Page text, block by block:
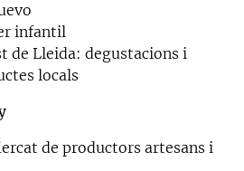
infantil
de Lleida: degustacions i
locals
de productors artesans i